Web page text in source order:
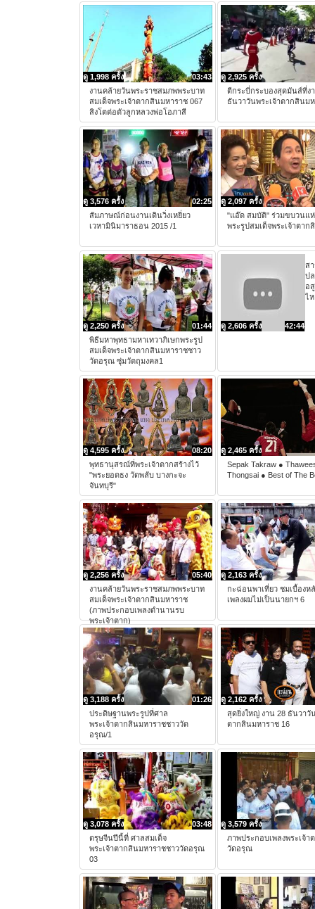
03:43
ดู 1,998 ครั้ง
งานคล้ายวันพระราชสมภพพระบาท
สมเด็จพระเจ้าตากสินมหาราช 067
สิงโตต่อตัวลูกหลวงพ่อโอภาสี
ดู 2,925 ครั้ง
ตีกระบี่กระบองสุดมันส์ที่ง
ธันวาวันพระเจ้าตากสินม
02:25
ดู 3,576 ครั้ง
สัมภาษณ์ก่อนงานเดินวิ่งเหยี่ยว
เวหามินิมาราธอน 2015 /1
ดู 2,097 ครั้ง
"แอ๊ด สมบัติ" ร่วมขบวนแ
พระรูปสมเด็จพระเจ้าตาก
01:44
ดู 2,250 ครั้ง
พิธีมหาพุทธามหาเทวาภิเษกพระรูป
สมเด็จพระเจ้าตากสินมหาราชชาว
วัดอรุณ ซุ่มวัตถุมงคล1
42:44
ดู 2,606 ครั้ง
ส
ป
อ
ไ
08:20
ดู 4,595 ครั้ง
พุทธานุสรณ์ที่พระเจ้าตากสร้างไว้
"พระยอดธง วัดพลับ บางกะจะ
จันทบุรี"
ดู 2,465 ครั้ง
Sepak Takraw ●
Thongsai ● Best of The
05:40
ดู 2,256 ครั้ง
งานคล้ายวันพระราชสมภพพระบาท
สมเด็จพระเจ้าตากสินมหาราช
(ภาพประกอบเพลงตำนานรบ
พระเจ้าตาก)
ดู 2,163 ครั้ง
กะฉ่อนพาเที่ยว ชมเบื้องห
เพลงผมไม่เป็นนายกฯ 6
01:26
ดู 3,188 ครั้ง
ประดิษฐานพระรูปที่ศาล
พระเจ้าตากสินมหาราชชาววัด
อรุณ/1
ดู 2,162 ครั้ง
สุดยิ่งใหญ่ งาน 28 ธันวาวั
ตากสินมหาราช 16
03:48
ดู 3,078 ครั้ง
ตรุษจีนปีนี้ที่ ศาลสมเด็จ
พระเจ้าตากสินมหาราชชาววัดอรุณ
03
ดู 3,579 ครั้ง
ภาพประกอบเพลงพระเจ้า
วัดอรุณ